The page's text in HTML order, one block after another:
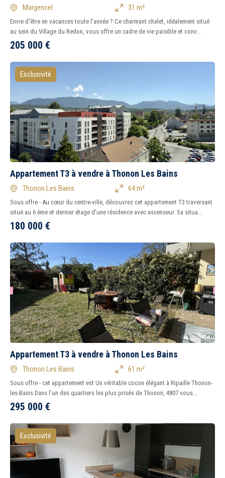
Margencel 31 m²
Envie d'être en vacances toute l'année ? Ce charmant chalet, idéalement situé
au sein du Village du Redon, vous offre un cadre de vie paisible et conv...
205 000 €
Exclusivité
Appartement T3 à vendre à Thonon Les Bains
Thonon Les Bains 64 m²
Sous offre - Au cœur du centre-ville, découvrez cet appartement T3 traversant
situé au 6 ème et dernier étage d'une résidence avec ascenseur. Sa situa...
180 000 €
Appartement T3 à vendre à Thonon Les Bains
Thonon Les Bains 61 m²
Sous offre - cet appartement est Un véritable cocon élégant à Ripaille Thonon-
les-Bains Dans l’un des quartiers les plus prisés de Thonon, 4807 vous...
295 000 €
Exclusivité